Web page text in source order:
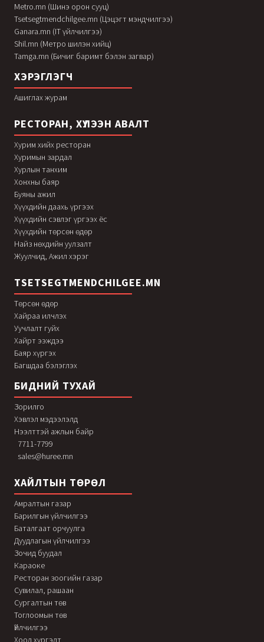
Metro.mn (Шинэ орон сууц)
Tsetsegtmendchilgee.mn (Цэцэгт мэндчилгээ)
Ganara.mn (IT үйлчилгээ)
Shil.mn (Метро шилэн хийц)
Tamga.mn (Бичиг баримт бэлэн загвар)
ХЭРЭГЛЭГЧ
Ашиглах журам
РЕСТОРАН, ХҮЛЭЭН АВАЛТ
Хурим хийх ресторан
Хуримын зардал
Хурлын танхим
Хонхны баяр
Буяны ажил
Хүүхдийн даахь үргээх
Хүүхдийн сэвлэг үргээх ёс
Хүүхдийн төрсөн өдөр
Найз нөхдийн уулзалт
Жуулчид, Ажил хэрэг
TSETSEGTMENDCHILGEE.MN
Төрсөн өдөр
Хайраа илчлэх
Уучлалт гуйх
Хайрт ээждээ
Баяр хүргэх
Багшдаа бэлэглэх
БИДНИЙ ТУХАЙ
Зорилго
Хэвлэл мэдээлэлд
Нээлттэй ажлын байр
7711-7799
sales@huree.mn
ХАЙЛТЫН ТӨРӨЛ
Амралтын газар
Барилгын үйлчилгээ
Баталгаат орчуулга
Дуудлагын үйлчилгээ
Зочид буудал
Караоке
Ресторан зоогийн газар
Сувилал, рашаан
Сургалтын төв
Тоглоомын төв
Үйлчилгээ
Хоол хүргэлт